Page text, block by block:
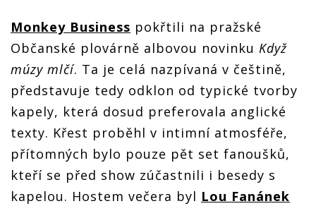
Monkey Business pokřtili na pražské
Občanské plovárně albovou novinku Když
múzy mlčí. Ta je celá nazpívaná v češtině,
představuje tedy odklon od typické tvorby
kapely, která dosud preferovala anglické
texty. Křest proběhl v intimní atmosféře,
přítomných bylo pouze pět set fanoušků,
kteří se před show zúčastnili i besedy s
kapelou. Hostem večera byl Lou Fanánek